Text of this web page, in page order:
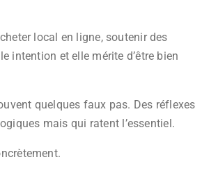
local en ligne, soutenir des
intention et elle mérite d’être bien
quelques faux pas. Des réflexes
mais qui ratent l’essentiel.